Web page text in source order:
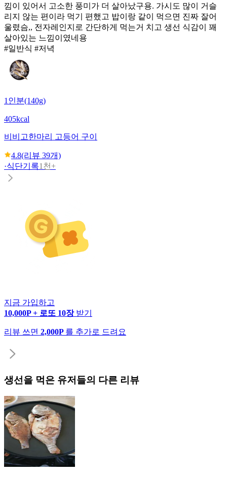
낌이 있어서 고소한 풍미가 더 살아났구용. 가시도 많이 거슬
리지 않는 편이라 먹기 편했고 밥이랑 같이 먹으면 진짜 잘어
울렸슴,, 전자레인지로 간단하게 먹는거 치고 생선 식감이 꽤
살아있는 느낌이였네용
#일반식 #저녁
1인분(140g)
405kcal
비비고한마리 고등어 구이
4.8(리뷰 39개)
·식단기록1천+
지금 가입하고
10,000P + 로또 10장 받기
리뷰 쓰면 2,000P 를 추가로 드려요
생선을 먹은 유저들의 다른 리뷰